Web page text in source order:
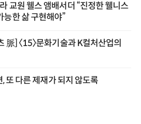
교원 웰스 앰배서더 “진정한 웰니스
한 삶 구현해야”
脈] 〈15〉문화기술과 K컬처산업의
, 또 다른 제재가 되지 않도록